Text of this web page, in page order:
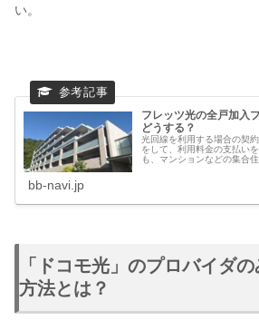
い。
フレッツ光の全戸加入
どうする？
光回線を利用する場合の契
をして、利用料金の支払い
も、マンションなどの集合
bb-navi.jp
「ドコモ光」のプロバイダ
方法とは？